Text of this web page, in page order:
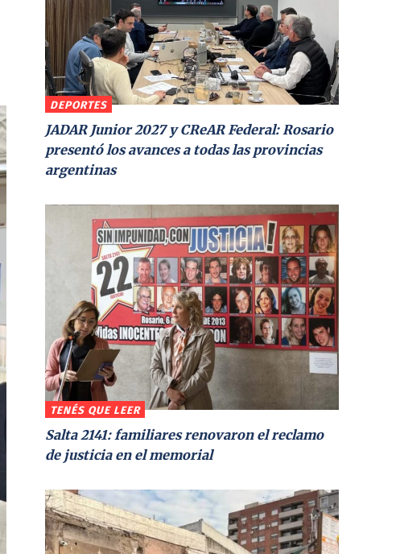
DEPORTES
JADAR Junior 2027 y CReAR Federal: Rosario
presentó los avances a todas las provincias
argentinas
TENÉS QUE LEER
Salta 2141: familiares renovaron el reclamo
de justicia en el memorial